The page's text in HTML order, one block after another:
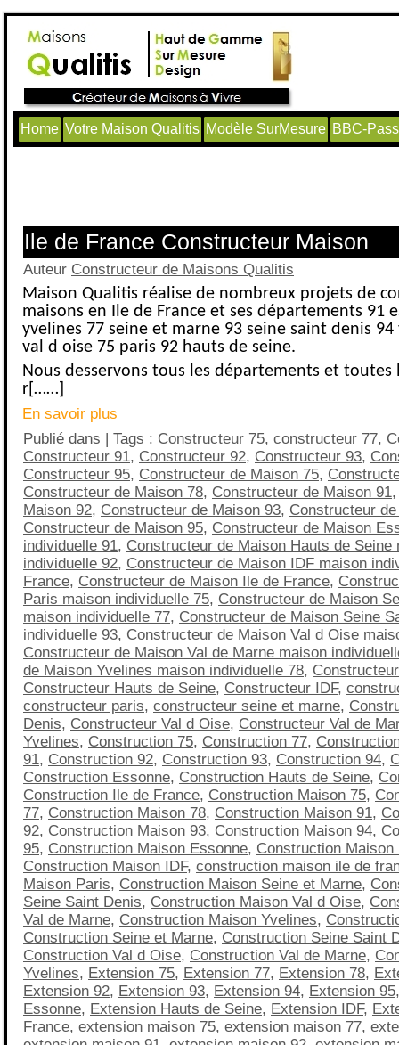
Home Votre Maison Qualitis Modèle SurMesure BBC-
Ile de France Constructeur Maison
Auteur Constructeur de Maisons Qualitis
Maison Qualitis réalise de nombreux projets de
maisons en Ile de France et ses départements 91
yvelines 77 seine et marne 93 seine saint denis
val d oise 75 paris 92 hauts de seine.
Nous desservons tous les départements et toutes
r[……]
En savoir plus
Publié dans | Tags : Constructeur 75, constructeur 77,
Constructeur 91, Constructeur 92, Constructeur 93,
Constructeur 95, Constructeur de Maison 75,
Constructeur de Maison 78, Constructeur de Maison 91
Maison 92, Constructeur de Maison 93, Constructeur
Constructeur de Maison 95, Constructeur de Maison
individuelle 91, Constructeur de Maison Hauts de Seine
individuelle 92, Constructeur de Maison IDF maison
France, Constructeur de Maison Ile de France,
Paris maison individuelle 75, Constructeur de Maison
maison individuelle 77, Constructeur de Maison Seine
individuelle 93, Constructeur de Maison Val d Oise
Constructeur de Maison Val de Marne maison
de Maison Yvelines maison individuelle 78,
Constructeur Hauts de Seine, Constructeur IDF,
constructeur paris, constructeur seine et marne,
Denis, Constructeur Val d Oise, Constructeur Val de
Yvelines, Construction 75, Construction 77,
91, Construction 92, Construction 93, Construction 94,
Construction Essonne, Construction Hauts de Seine,
Construction Ile de France, Construction Maison 75,
77, Construction Maison 78, Construction Maison 91,
92, Construction Maison 93, Construction Maison 94,
95, Construction Maison Essonne, Construction Maison
Construction Maison IDF, construction maison ile de
Maison Paris, Construction Maison Seine et Marne,
Seine Saint Denis, Construction Maison Val d Oise,
Val de Marne, Construction Maison Yvelines,
Construction Seine et Marne, Construction Seine Saint
Construction Val d Oise, Construction Val de Marne,
Yvelines, Extension 75, Extension 77, Extension 78,
Extension 92, Extension 93, Extension 94, Extension 95
Essonne, Extension Hauts de Seine, Extension IDF,
France, extension maison 75, extension maison 77,